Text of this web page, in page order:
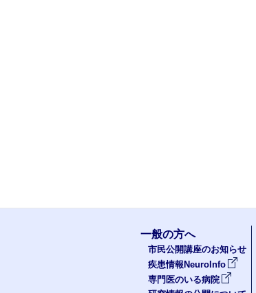
一般の方へ
市民公開講座のお知らせ
疾患情報NeuroInfo
専門医のいる病院